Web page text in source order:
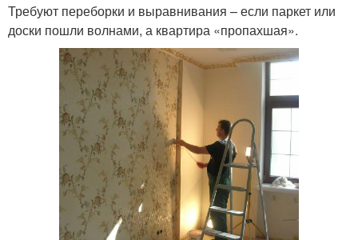
Требуют переборки и выравнивания – если паркет или
доски пошли волнами, а квартира «пропахшая».